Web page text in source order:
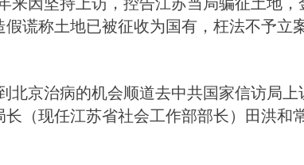
谎称土地已被征收为国有，枉法不予立案
北京治病的机会顺道去中共国家信访局
（现任江苏省社会工作部部长）田洪和